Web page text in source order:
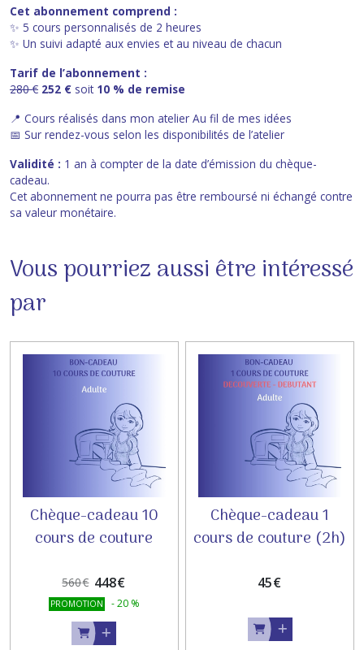
Cet abonnement comprend :
✨ 5 cours personnalisés de 2 heures
✨ Un suivi adapté aux envies et au niveau de chacun
Tarif de l’abonnement :
280 € 252 € soit 10 % de remise
📍 Cours réalisés dans mon atelier Au fil de mes idées
📅 Sur rendez-vous selon les disponibilités de l’atelier
Validité : 1 an à compter de la date d’émission du chèque-
cadeau.
Cet abonnement ne pourra pas être remboursé ni échangé contre
sa valeur monétaire.
Vous pourriez aussi être intéressé
par
Chèque-cadeau 10
cours de couture
560€ 448€
PROMOTION -20 %
Chèque-cadeau 1
cours de couture (2h)
DEBUTANT
45€